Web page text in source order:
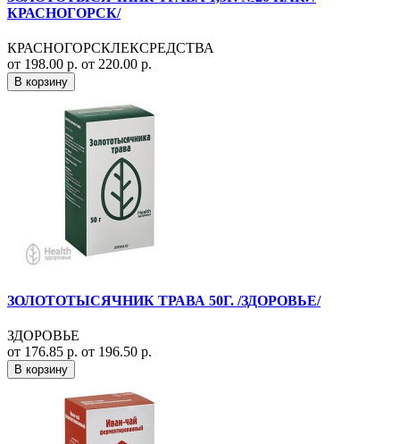
КРАСНОГОРСК/
КРАСНОГОРСКЛЕКСРЕДСТВА
от 198.00 р. от 220.00 р.
В корзину
ЗОЛОТОТЫСЯЧНИК ТРАВА 50Г. /ЗДОРОВЬЕ/
ЗДОРОВЬЕ
от 176.85 р. от 196.50 р.
В корзину